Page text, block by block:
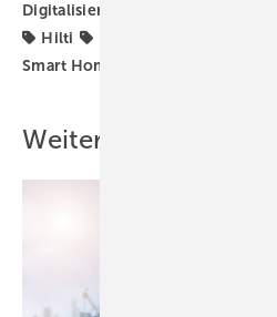
Digitalisierung
Hilti
Smart Home
Weitere Inhalte